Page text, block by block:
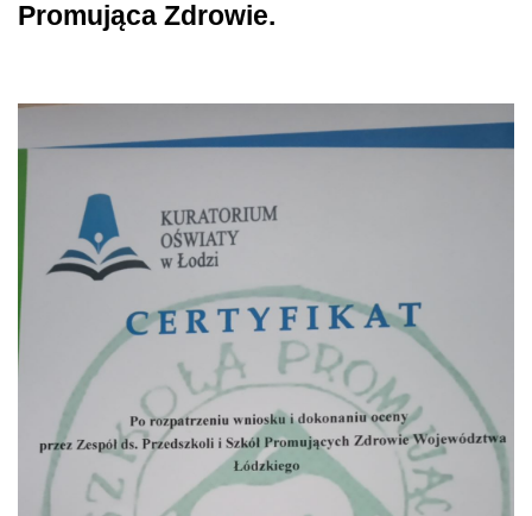
Promująca Zdrowie.